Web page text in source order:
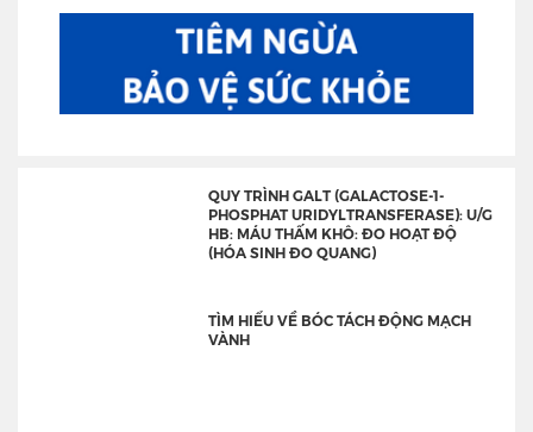
QUY TRÌNH GALT (GALACTOSE-1-
PHOSPHAT URIDYLTRANSFERASE): U/G
HB: MÁU THẤM KHÔ: ĐO HOẠT ĐỘ
(HÓA SINH ĐO QUANG)
TÌM HIỂU VỀ BÓC TÁCH ĐỘNG MẠCH
VÀNH